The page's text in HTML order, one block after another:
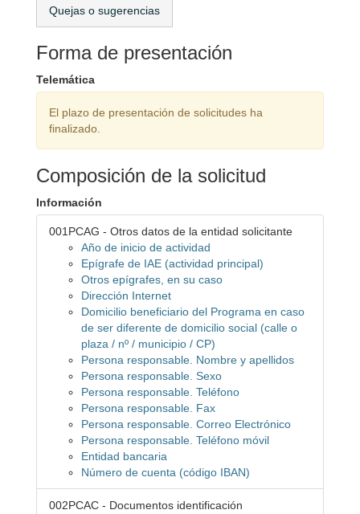
Quejas o sugerencias
Forma de presentación
Telemática
El plazo de presentación de solicitudes ha
finalizado.
Composición de la solicitud
Información
001PCAG - Otros datos de la entidad solicitante
Año de inicio de actividad
Epígrafe de IAE (actividad principal)
Otros epígrafes, en su caso
Dirección Internet
Domicilio beneficiario del Programa en caso
de ser diferente de domicilio social (calle o
plaza / nº / municipio / CP)
Persona responsable. Nombre y apellidos
Persona responsable. Sexo
Persona responsable. Teléfono
Persona responsable. Fax
Persona responsable. Correo Electrónico
Persona responsable. Teléfono móvil
Entidad bancaria
Número de cuenta (código IBAN)
002PCAC - Documentos identificación